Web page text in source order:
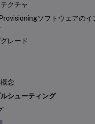
クチャ
ソフトウェアのイ
レード
念
ルシューティング